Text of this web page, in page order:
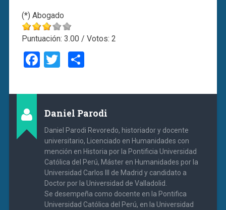
(*) Abogado
Puntuación: 3.00 / Votos: 2
Facebook
TwitterCompartir
Daniel Parodi
Daniel Parodi Revoredo, historiador y docente
universitario, Licenciado en Humanidades con
mención en Historia por la Pontificia Universidad
Católica del Perú, Máster en Humanidades por la
Universidad Carlos III de Madrid y candidato a
Doctor por la Universidad de Valladolid.
Se desempeña como docente en la Pontifica
Universidad Católica del Perú, en la Universidad